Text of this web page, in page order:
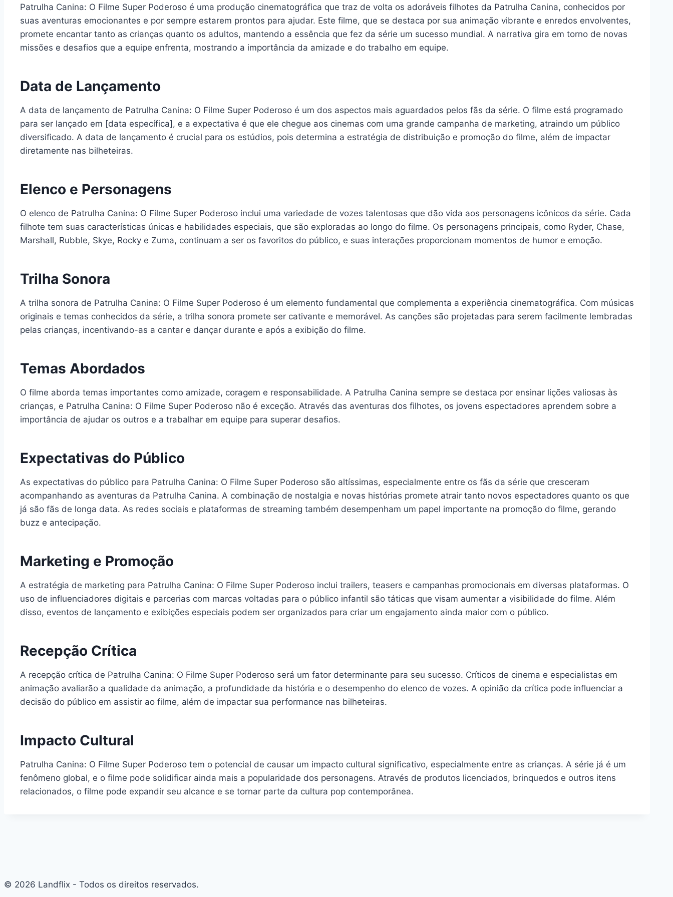
Patrulha Canina: O Filme Super Poderoso é uma produção cinematográfica que traz de volta os adoráveis filhotes da Patrulha Canina, conhecidos por
suas aventuras emocionantes e por sempre estarem prontos para ajudar. Este filme, que se destaca por sua animação vibrante e enredos envolventes,
promete encantar tanto as crianças quanto os adultos, mantendo a essência que fez da série um sucesso mundial. A narrativa gira em torno de novas
missões e desafios que a equipe enfrenta, mostrando a importância da amizade e do trabalho em equipe.
Data de Lançamento
A data de lançamento de Patrulha Canina: O Filme Super Poderoso é um dos aspectos mais aguardados pelos fãs da série. O filme está programado
para ser lançado em [data específica], e a expectativa é que ele chegue aos cinemas com uma grande campanha de marketing, atraindo um público
diversificado. A data de lançamento é crucial para os estúdios, pois determina a estratégia de distribuição e promoção do filme, além de impactar
diretamente nas bilheteiras.
Elenco e Personagens
O elenco de Patrulha Canina: O Filme Super Poderoso inclui uma variedade de vozes talentosas que dão vida aos personagens icônicos da série. Cada
filhote tem suas características únicas e habilidades especiais, que são exploradas ao longo do filme. Os personagens principais, como Ryder, Chase,
Marshall, Rubble, Skye, Rocky e Zuma, continuam a ser os favoritos do público, e suas interações proporcionam momentos de humor e emoção.
Trilha Sonora
A trilha sonora de Patrulha Canina: O Filme Super Poderoso é um elemento fundamental que complementa a experiência cinematográfica. Com músicas
originais e temas conhecidos da série, a trilha sonora promete ser cativante e memorável. As canções são projetadas para serem facilmente lembradas
pelas crianças, incentivando-as a cantar e dançar durante e após a exibição do filme.
Temas Abordados
O filme aborda temas importantes como amizade, coragem e responsabilidade. A Patrulha Canina sempre se destaca por ensinar lições valiosas às
crianças, e Patrulha Canina: O Filme Super Poderoso não é exceção. Através das aventuras dos filhotes, os jovens espectadores aprendem sobre a
importância de ajudar os outros e a trabalhar em equipe para superar desafios.
Expectativas do Público
As expectativas do público para Patrulha Canina: O Filme Super Poderoso são altíssimas, especialmente entre os fãs da série que cresceram
acompanhando as aventuras da Patrulha Canina. A combinação de nostalgia e novas histórias promete atrair tanto novos espectadores quanto os que
já são fãs de longa data. As redes sociais e plataformas de streaming também desempenham um papel importante na promoção do filme, gerando
buzz e antecipação.
Marketing e Promoção
A estratégia de marketing para Patrulha Canina: O Filme Super Poderoso inclui trailers, teasers e campanhas promocionais em diversas plataformas. O
uso de influenciadores digitais e parcerias com marcas voltadas para o público infantil são táticas que visam aumentar a visibilidade do filme. Além
disso, eventos de lançamento e exibições especiais podem ser organizados para criar um engajamento ainda maior com o público.
Recepção Crítica
A recepção crítica de Patrulha Canina: O Filme Super Poderoso será um fator determinante para seu sucesso. Críticos de cinema e especialistas em
animação avaliarão a qualidade da animação, a profundidade da história e o desempenho do elenco de vozes. A opinião da crítica pode influenciar a
decisão do público em assistir ao filme, além de impactar sua performance nas bilheteiras.
Impacto Cultural
Patrulha Canina: O Filme Super Poderoso tem o potencial de causar um impacto cultural significativo, especialmente entre as crianças. A série já é um
fenômeno global, e o filme pode solidificar ainda mais a popularidade dos personagens. Através de produtos licenciados, brinquedos e outros itens
relacionados, o filme pode expandir seu alcance e se tornar parte da cultura pop contemporânea.
© 2026 Landflix - Todos os direitos reservados.